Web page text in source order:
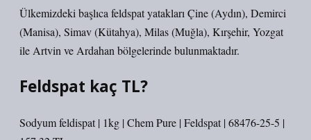
Ülkemizdeki başlıca feldspat yatakları Çine (Aydın), Demirci
(Manisa), Simav (Kütahya), Milas (Muğla), Kırşehir, Yozgat
ile Artvin ve Ardahan bölgelerinde bulunmaktadır.
Feldspat kaç TL?
Sodyum feldispat | 1kg | Chem Pure | Feldspat | 68476-25-5 |